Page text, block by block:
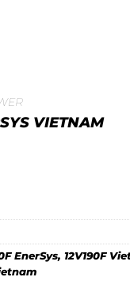
VIETNAM
EnerSys, 12V190F